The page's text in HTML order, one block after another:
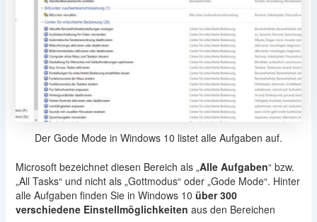
Der Gode Mode in Windows 10 listet alle Aufgaben auf.
Microsoft bezeichnet diesen Bereich als „Alle Aufgaben“ bzw.
„All Tasks“ und nicht als „Gottmodus“ oder „Gode Mode“. Hinter
alle Aufgaben finden Sie in Windows 10 über 300
verschiedene Einstellmöglichkeiten aus den Bereichen